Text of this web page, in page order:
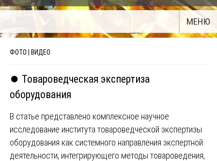
МЕНЮ
ФОТО | ВИДЕО
⏺️ Товароведческая экспертиза
оборудования
В статье представлено комплексное научное
исследование института товароведческой экспертизы
оборудования как системного направления экспертной
деятельности, интегрирующего методы товароведения,